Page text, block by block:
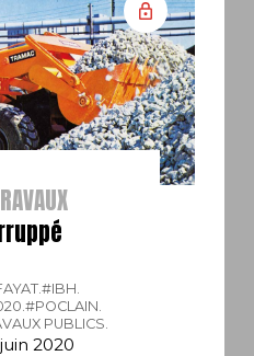
#IBH.
#POCLAIN.
PUBLICS.
2020